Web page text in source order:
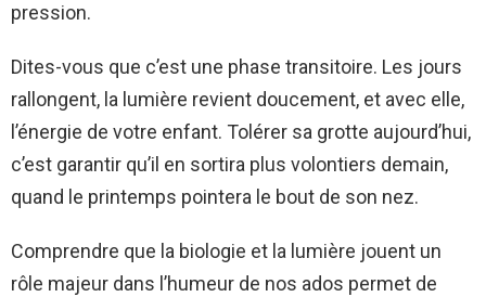
pression.
Dites-vous que c’est une phase transitoire. Les jours
rallongent, la lumière revient doucement, et avec elle,
l’énergie de votre enfant. Tolérer sa grotte aujourd’hui,
c’est garantir qu’il en sortira plus volontiers demain,
quand le printemps pointera le bout de son nez.
Comprendre que la biologie et la lumière jouent un
rôle majeur dans l’humeur de nos ados permet de